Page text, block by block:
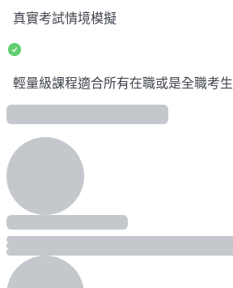
真實考試情境模擬
輕量級課程適合所有在職或是全職考生